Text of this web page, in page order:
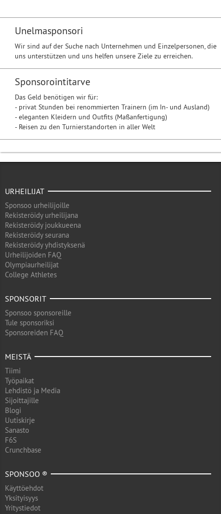
Unelmasponsori
Wir sind auf der Suche nach Unternehmen und Einzelpersonen, die
uns unterstützen und uns helfen unsere Ziele zu erreichen.
Sponsorointitarve
Das Geld benötigen wir für:
- privat Stunden bei renommierten Trainern (im In- und Ausland)
- eleganten Kleidern und Outfits (Maßanfertigung)
- Reisen zu den Turnierstandorten in aller Welt
URHEILIJAT
Sponsoo urheilijoille
Rekisteröidy urheilijana
Rekisteröidy joukkueena
Rekisteröidy seurana
Rekisteröidy yhdistyksenä
Urheilijoiden FAQ
Olympiaurheilijat
College Athletes
SPONSORIT
Sponsoo sponsoreille
Tule sponsoriksi
Sponsoreiden FAQ
MEISTÄ
Tiimi
Työpaikat
Lehdistö ja Media
Sijoittajille
Blogi
Uutiskirje
Sanasto
F6S
Crunchbase
SPONSOO ®
Käyttöehdot
Yksityisyys
Yritystiedot